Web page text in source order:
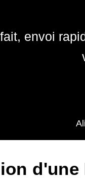
envoi
d'une